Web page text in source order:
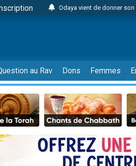
Odaya vient de donner
3 personnes viennent
2 personnes viennent de
13 personnes viennent de
12 nouvelles
30 personnes
Il reste 49 places pour
3 personnes viennent de
2 personnes viennent de
3 personnes viennent de
au Rav Dons Femmes